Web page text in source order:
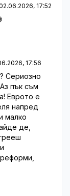
17:52
17:56
Сериозно
пък съм
Еврото е
напред
малко
де,